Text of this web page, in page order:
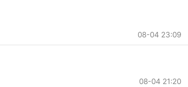
08-04 23:09
08-04 21:20